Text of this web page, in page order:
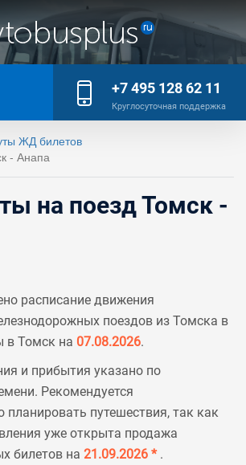
+7 495 128 62 11
Круглосуточная поддержка
ЖД билетов
- Анапа
на поезд Томск -
расписание движения
поездов из Томска в
в Томск на 07.08.2026.
и прибытия указано по
Рекомендуется
планировать путешествия, так как
уже открыта продажа
билетов на 21.09.2026 * .